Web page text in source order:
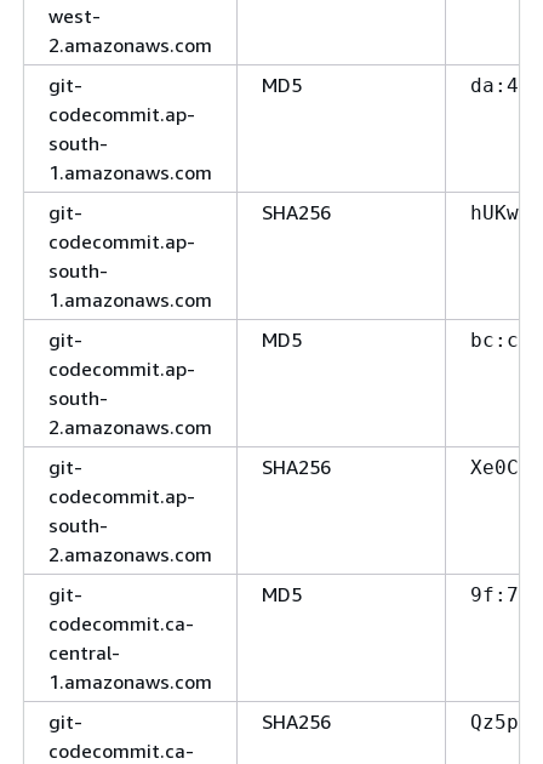
west-
2.amazonaws.com
git-
codecommit.ap-
south-
1.amazonaws.com
MD5
git-
codecommit.ap-
south-
1.amazonaws.com
SHA256
git-
codecommit.ap-
south-
2.amazonaws.com
MD5
git-
codecommit.ap-
south-
2.amazonaws.com
SHA256
git-
codecommit.ca-
central-
1.amazonaws.com
MD5
git-
codecommit.ca-
SHA256